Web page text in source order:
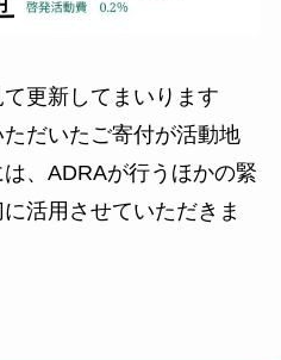
更新してまいります
だいたご寄付が活動地
、ADRAが行うほかの緊
活用させていただきま